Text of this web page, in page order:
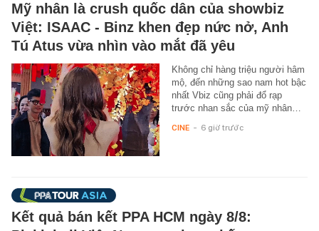
Mỹ nhân là crush quốc dân của showbiz
Việt: ISAAC - Binz khen đẹp nức nở, Anh
Tú Atus vừa nhìn vào mắt đã yêu
Không chỉ hàng triệu người hâm
mộ, đến những sao nam hot bậc
nhất Vbiz cũng phải đổ rạp
trước nhan sắc của mỹ nhân…
CINE - 6 giờ trước
Kết quả bán kết PPA HCM ngày 8/8: